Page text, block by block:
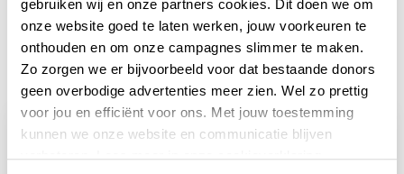
gebruiken wij en onze partners cookies. Dit doen we om
onze website goed te laten werken, jouw voorkeuren te
onthouden en om onze campagnes slimmer te maken.
Zo zorgen we er bijvoorbeeld voor dat bestaande donors
geen overbodige advertenties meer zien. Wel zo prettig
voor jou en efficiënt voor ons. Met jouw toestemming
kunnen we onze website en communicatie blijven
verbeteren. Lees meer in onze cookieverklaring.
Actueel